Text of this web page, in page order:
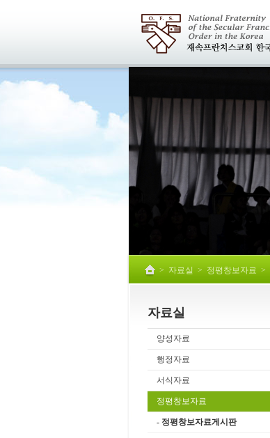
> 자료실 > 정평창보자료 >
자료실
양성자료
행정자료
서식자료
정평창보자료
- 정평창보자료게시판